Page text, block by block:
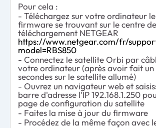
Pour cela :
- Téléchargez sur votre ordinateur
firmware se trouvant sur le centre de
téléchargement NETGEAR
https://www.netgear.com/fr/
model=RBS850
- Connectez le satellite Orbi par
votre ordinateur (après avoir fait un
secondes sur le satellite allumé)
- Ouvrez un navigateur web et
barre d'adresse l'IP 192.168.1.250
page de configuration du satellite
- Faites la mise à jour du firmware
- Procédez de la même façon avec